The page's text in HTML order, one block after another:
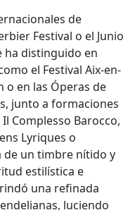
de
Festival o el Junio
ha distinguido en
el Festival Aix-en-
o en las Óperas de
junto a formaciones
Complesso Barocco,
Lyriques o
de un timbre nítido y
estilística e
una refinada
luciendo